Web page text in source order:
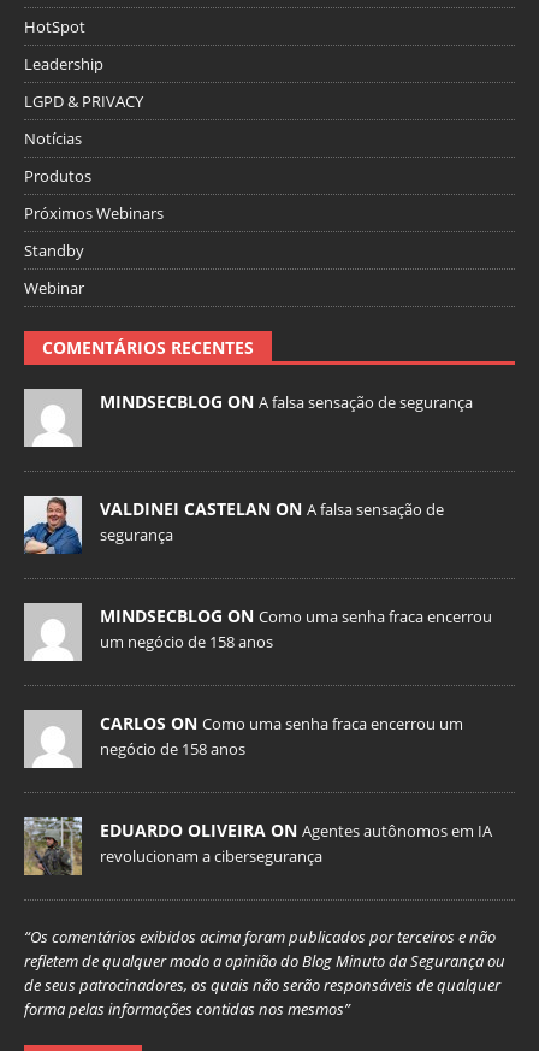
HotSpot
Leadership
LGPD & PRIVACY
Notícias
Produtos
Próximos Webinars
Standby
Webinar
COMENTÁRIOS RECENTES
MINDSECBLOG ON A falsa sensação de segurança
VALDINEI CASTELAN ON A falsa sensação de
segurança
MINDSECBLOG ON Como uma senha fraca encerrou
um negócio de 158 anos
CARLOS ON Como uma senha fraca encerrou um
negócio de 158 anos
EDUARDO OLIVEIRA ON Agentes autônomos em IA
revolucionam a cibersegurança
“Os comentários exibidos acima foram publicados por terceiros e não
refletem de qualquer modo a opinião do Blog Minuto da Segurança ou
de seus patrocinadores, os quais não serão responsáveis de qualquer
forma pelas informações contidas nos mesmos”